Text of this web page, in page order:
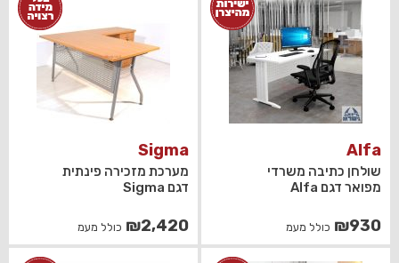
Alfa
שולחן כתיבה משרדי
מפואר דגם Alfa
₪930 כולל מעמ
Sigma
מערכת מזכירה פינתית
דגם Sigma
₪2,420 כולל מעמ